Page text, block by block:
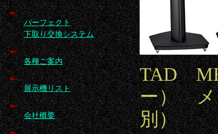
パーフェクト
下取り交換システム
各種ご案内
展示機リスト
会社概要
TAD
ー） メ
別）